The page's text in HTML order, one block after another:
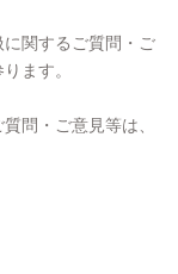
関するご質問・ご
ます。
問・ご意見等は、